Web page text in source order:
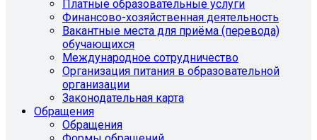
Платные образовательные услуги
Финансово-хозяйственная деятельность
Вакантные места для приёма (перевода)
обучающихся
Международное сотрудничество
Организация питания в образовательной
организации
Законодательная карта
Обращения
Обращения